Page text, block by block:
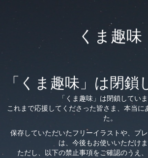
くま趣味
「くま趣味」は閉鎖
「くま趣味」は閉鎖していま
これまで応援してくださった皆さま、本当に
た。
保存していただいたフリーイラストや、プ
は、今後もお使いいただけま
ただし、以下の禁止事項をご確認のうえ、